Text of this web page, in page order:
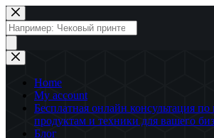
Перейти
к
сути
Поиск
товаров
Home
My account
Бесплатная онлайн консультация
продуктам и техники для вашего
Блог